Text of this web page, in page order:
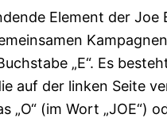
Element der Joe
„E“. Es
auf der linken Seite
„O“ (im Wort „JOE“)